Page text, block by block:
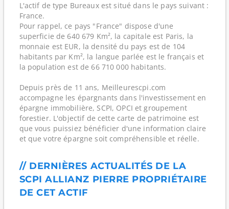
L'actif de type Bureaux est situé dans le pays suivant :
France.
Pour rappel, ce pays "France" dispose d'une
superficie de 640 679 Km², la capitale est Paris, la
monnaie est EUR, la densité du pays est de 104
habitants par Km², la langue parlée est le français et
la population est de 66 710 000 habitants.
Depuis près de 11 ans, Meilleurescpi.com
accompagne les épargnants dans l'investissement en
épargne immobilière, SCPI, OPCI et groupement
forestier. L'objectif de cette carte de patrimoine est
que vous puissiez bénéficier d'une information claire
et que votre épargne soit compréhensible et réelle.
// DERNIÈRES ACTUALITÉS DE LA
SCPI ALLIANZ PIERRE PROPRIÉTAIRE
DE CET ACTIF